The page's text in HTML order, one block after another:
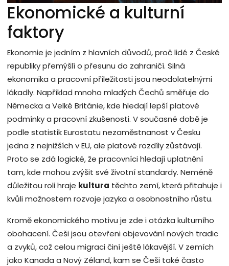
Ekonomické a kulturní
faktory
Ekonomie je jedním z hlavních důvodů, proč lidé z České
republiky přemýšlí o přesunu do zahraničí. Silná
ekonomika a pracovní příležitosti jsou neodolatelnými
lákadly. Například mnoho mladých Čechů směřuje do
Německa a Velké Británie, kde hledají lepší platové
podmínky a pracovní zkušenosti. V současné době je
podle statistik Eurostatu nezaměstnanost v Česku
jedna z nejnižších v EU, ale platové rozdíly zůstávají.
Proto se zdá logické, že pracovníci hledají uplatnění
tam, kde mohou zvýšit své životní standardy. Neméně
důležitou roli hraje kultura těchto zemí, která přitahuje i
kvůli možnostem rozvoje jazyka a osobnostního růstu.
Kromě ekonomického motivu je zde i otázka kulturního
obohacení. Češi jsou otevřeni objevování nových tradic
a zvyků, což celou migraci činí ještě lákavější. V zemích
jako Kanada a Nový Zéland, kam se Češi také často